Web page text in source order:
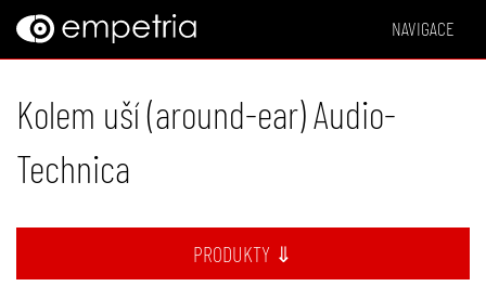
NAVIGACE
Kolem uší (around-ear) Audio-
Technica
PRODUKTY ⇓